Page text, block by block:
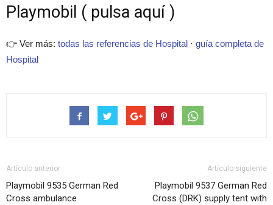
Playmobil ( pulsa aquí )
👉 Ver más: todas las referencias de Hospital · guía completa de
Hospital
Artículo anterior
Playmobil 9535 German Red
Cross ambulance
Artículo siguiente
Playmobil 9537 German Red
Cross (DRK) supply tent with